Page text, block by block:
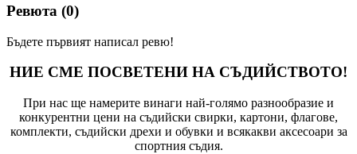
Ревюта (0)
Бъдете първият написал ревю!
НИЕ СМЕ ПОСВЕТЕНИ НА СЪДИЙСТВОТО!
При нас ще намерите винаги най-голямо разнообразие и
конкурентни цени на съдийски свирки, картони, флагове,
комплекти, съдийски дрехи и обувки и всякакви аксесоари за
спортния съдия.